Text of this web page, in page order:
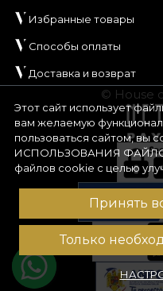
Этот сайт использует
вам желаемую
пользоваться сайтом, вы
ИСПОЛЬЗОВАНИЯ
файлов cookie с целью
Принять
Только
Избранные товары
Способы оплаты
Доставка и возврат
© House